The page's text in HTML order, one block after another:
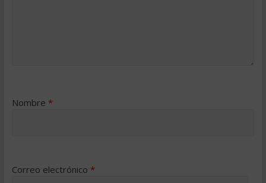
Nombre *
Correo electrónico *